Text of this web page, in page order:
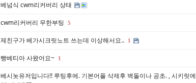
베넘식 cwm리커버리 상태
cwm리커버리 무한부팅 5
제친구가 베가시크릿노트 쓰는데 이상해서요.. 1
빵베티아 사왔어요~ 1
베시놋유저입니다!! 루팅후에. 기본어플 삭제후 벽돌이나 공초. , 시키릿에